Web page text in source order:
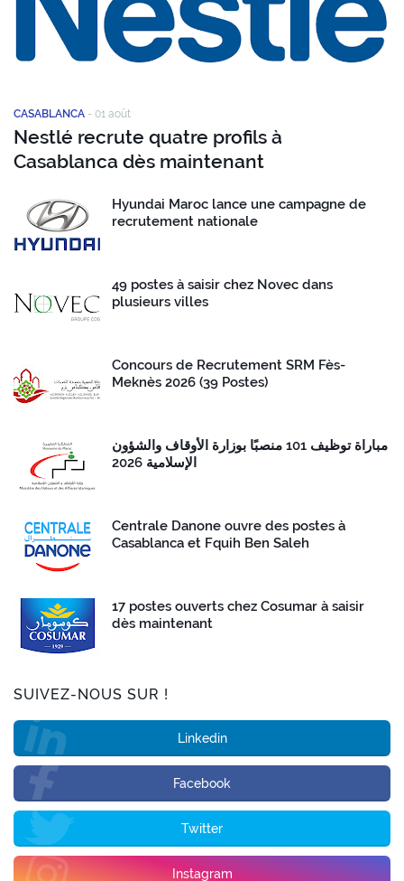
CASABLANCA - 01 août
Nestlé recrute quatre profils à
Casablanca dès maintenant
Hyundai Maroc lance une campagne de
recrutement nationale
49 postes à saisir chez Novec dans
plusieurs villes
Concours de Recrutement SRM Fès-
Meknès 2026 (39 Postes)
مباراة توظيف 101 منصبًا بوزارة الأوقاف والشؤون
الإسلامية 2026
Centrale Danone ouvre des postes à
Casablanca et Fquih Ben Saleh
17 postes ouverts chez Cosumar à saisir
dès maintenant
SUIVEZ-NOUS SUR !
Linkedin
Facebook
Twitter
Instagram